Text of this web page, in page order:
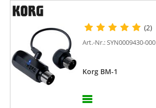
(2)
Art.-Nr.: SYN0009430-000
Korg BM-1